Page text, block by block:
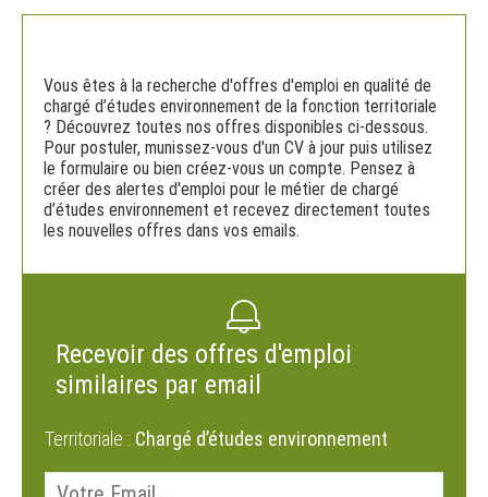
Vous êtes à la recherche d'offres d'emploi en qualité de
chargé d’études environnement de la fonction territoriale
? Découvrez toutes nos offres disponibles ci-dessous.
Pour postuler, munissez-vous d'un CV à jour puis utilisez
le formulaire ou bien créez-vous un compte. Pensez à
créer des alertes d'emploi pour le métier de chargé
d’études environnement et recevez directement toutes
les nouvelles offres dans vos emails.
Recevoir des offres d'emploi
similaires par email
Territoriale : Chargé d’études environnement